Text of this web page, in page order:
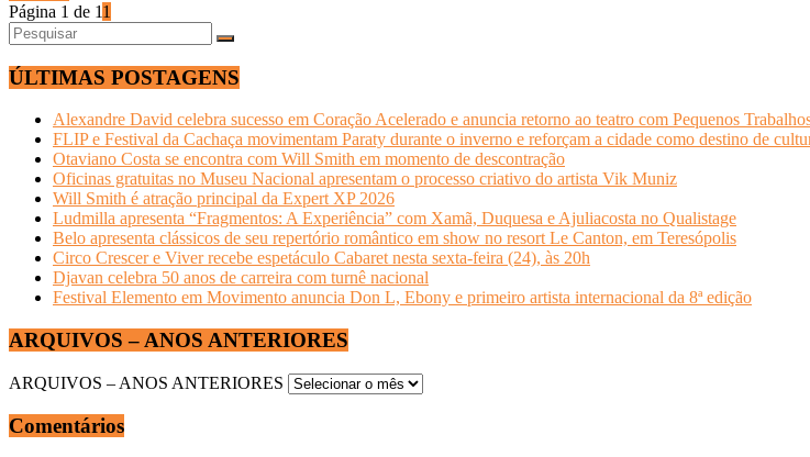
Página 1 de 11
ÚLTIMAS POSTAGENS
Alexandre David celebra sucesso em Coração Acelerado e anuncia retorno ao teatro com Pequenos
FLIP e Festival da Cachaça movimentam Paraty durante o inverno e reforçam a cidade como destino de
Otaviano Costa se encontra com Will Smith em momento de descontração
Oficinas gratuitas no Museu Nacional apresentam o processo criativo do artista Vik Muniz
Will Smith é atração principal da Expert XP 2026
Ludmilla apresenta “Fragmentos: A Experiência” com Xamã, Duquesa e Ajuliacosta no Qualistage
Belo apresenta clássicos de seu repertório romântico em show no resort Le Canton, em Teresópolis
Circo Crescer e Viver recebe espetáculo Cabaret nesta sexta-feira (24), às 20h
Djavan celebra 50 anos de carreira com turnê nacional
Festival Elemento em Movimento anuncia Don L, Ebony e primeiro artista internacional da 8ª edição
ARQUIVOS – ANOS ANTERIORES
ARQUIVOS – ANOS ANTERIORES
Comentários